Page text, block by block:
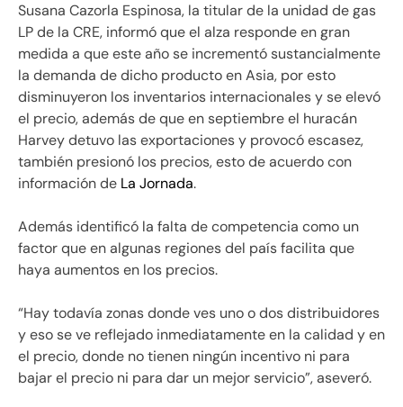
Susana Cazorla Espinosa, la titular de la unidad de gas
LP de la CRE, informó que el alza responde en gran
medida a que este año se incrementó sustancialmente
la demanda de dicho producto en Asia, por esto
disminuyeron los inventarios internacionales y se elevó
el precio, además de que en septiembre el huracán
Harvey detuvo las exportaciones y provocó escasez,
también presionó los precios, esto de acuerdo con
información de La Jornada.
Además identificó la falta de competencia como un
factor que en algunas regiones del país facilita que
haya aumentos en los precios.
“Hay todavía zonas donde ves uno o dos distribuidores
y eso se ve reflejado inmediatamente en la calidad y en
el precio, donde no tienen ningún incentivo ni para
bajar el precio ni para dar un mejor servicio”, aseveró.